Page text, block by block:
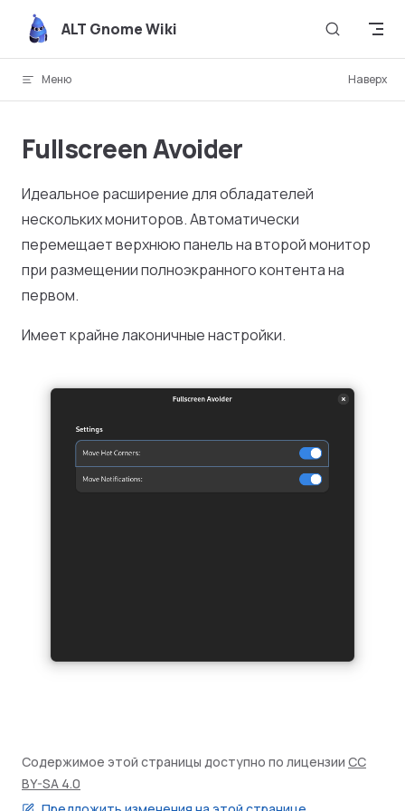
Skip to content
ALT Gnome Wiki
Меню Наверх
Fullscreen Avoider
Идеальное расширение для обладателей
нескольких мониторов. Автоматически
перемещает верхнюю панель на второй монитор
при размещении полноэкранного контента на
первом.
Имеет крайне лаконичные настройки.
Содержимое этой страницы доступно по лицензии CC
BY-SA 4.0